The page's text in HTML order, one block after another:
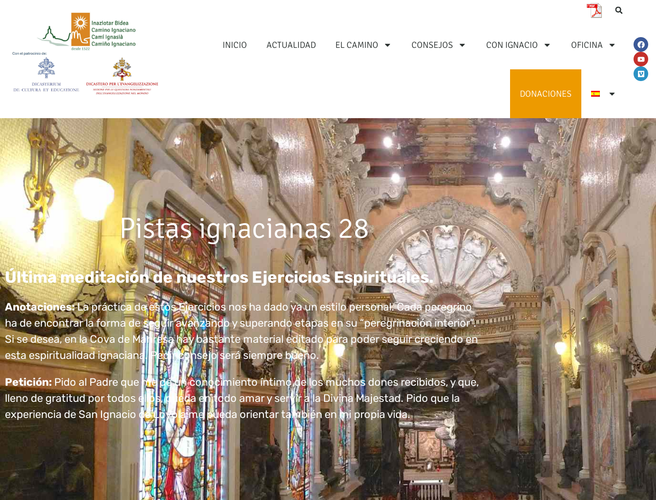
INICIO ACTUALIDAD EL CAMINO CONSEJOS CON IGNACIO OFICINA
DONACIONES
Pistas ignacianas 28
Última meditación de nuestros Ejercicios Espirituales.
Anotaciones:La práctica de estos Ejercicios nos ha dado ya un estilo personal. Cada peregrino
ha de encontrar la forma de seguir avanzando y superando etapas en su “peregrinación interior”.
Si se desea, en la Cova de Manresa hay bastante material editado para poder seguir creciendo en
esta espiritualidad ignaciana. Pedir consejo será siempre bueno.
Petición: Pido al Padre que me dé un conocimiento íntimo de los muchos dones recibidos, y que,
lleno de gratitud por todos ellos, pueda en todo amar y servir a la Divina Majestad. Pido que la
experiencia de San Ignacio de Loyola me pueda orientar también en mi propia vida.